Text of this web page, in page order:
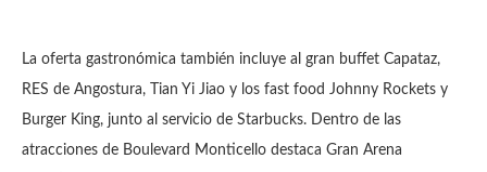
La oferta gastronómica también incluye al gran buffet Capataz,
RES de Angostura, Tian Yi Jiao y los fast food Johnny Rockets y
Burger King, junto al servicio de Starbucks. Dentro de las
atracciones de Boulevard Monticello destaca Gran Arena